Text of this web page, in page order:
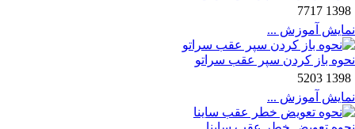
1398
7717
نمایش آموزش ...
نحوه باز کردن سپر عقب سراتو
1398
5203
نمایش آموزش ...